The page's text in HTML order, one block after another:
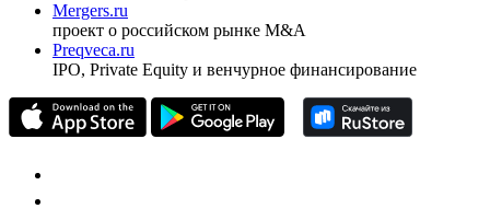
Investfunds
универсальный ресурс по фондовому рынку для
частного инвестора России
проект о российском рынке M&A
Preqveca.ru